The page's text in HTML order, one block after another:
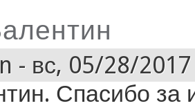
- вс, 05/28/
Спасибо